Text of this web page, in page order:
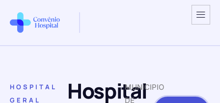
HOSPITAL
GERAL
Hospital
MUNICIPIO
DE